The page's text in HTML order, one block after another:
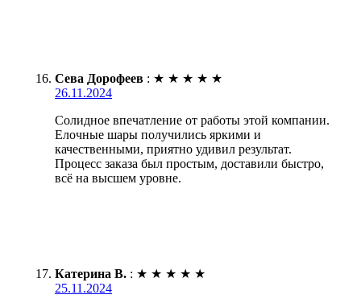
Сева Дорофеев : ★ ★ ★ ★ ★
26.11.2024
Солидное впечатление от работы этой компании.
Елочные шары получились яркими и
качественными, приятно удивил результат.
Процесс заказа был простым, доставили быстро,
всё на высшем уровне.
Катерина В. : ★ ★ ★ ★ ★
25.11.2024